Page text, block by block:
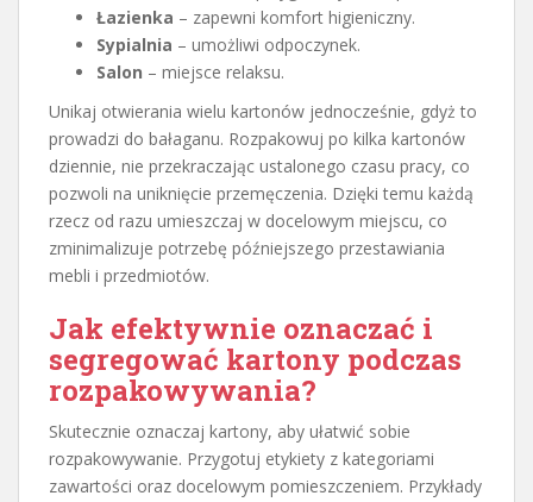
Łazienka – zapewni komfort higieniczny.
Sypialnia – umożliwi odpoczynek.
Salon – miejsce relaksu.
Unikaj otwierania wielu kartonów jednocześnie, gdyż to
prowadzi do bałaganu. Rozpakowuj po kilka kartonów
dziennie, nie przekraczając ustalonego czasu pracy, co
pozwoli na uniknięcie przemęczenia. Dzięki temu każdą
rzecz od razu umieszczaj w docelowym miejscu, co
zminimalizuje potrzebę późniejszego przestawiania
mebli i przedmiotów.
Jak efektywnie oznaczać i
segregować kartony podczas
rozpakowywania?
Skutecznie oznaczaj kartony, aby ułatwić sobie
rozpakowywanie. Przygotuj etykiety z kategoriami
zawartości oraz docelowym pomieszczeniem. Przykłady